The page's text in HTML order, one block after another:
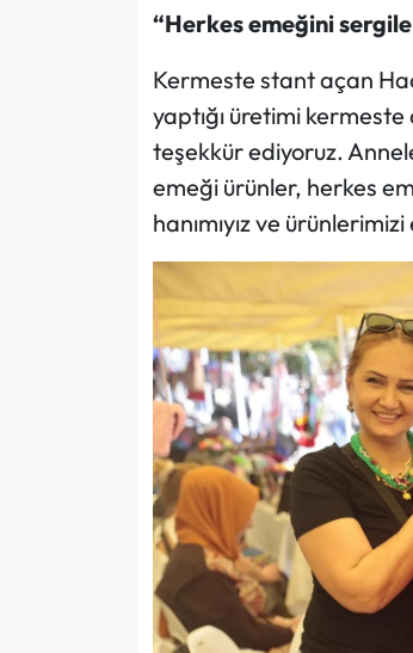
“Herkes emeğini
Kermeste stant açan
yaptığı üretimi
teşekkür ediyoruz.
emeği ürünler, herkes
hanımıyız ve